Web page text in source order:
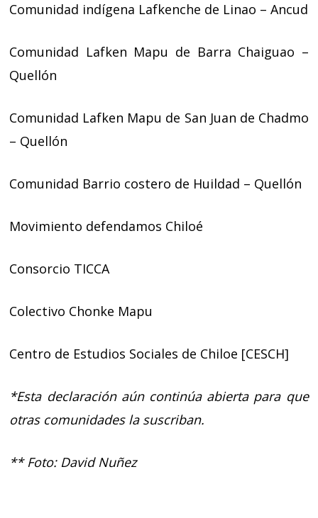
Comunidad indígena Lafkenche de Linao – Ancud
Comunidad Lafken Mapu de Barra Chaiguao –
Quellón
Comunidad Lafken Mapu de San Juan de Chadmo
– Quellón
Comunidad Barrio costero de Huildad – Quellón
Movimiento defendamos Chiloé
Consorcio TICCA
Colectivo Chonke Mapu
Centro de Estudios Sociales de Chiloe [CESCH]
*Esta declaración aún continúa abierta para que
otras comunidades la suscriban.
** Foto: David Nuñez